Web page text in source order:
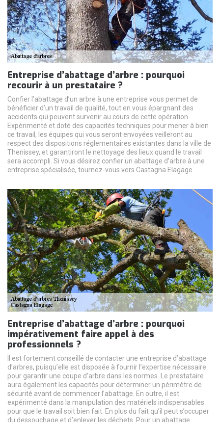
Entreprise d’abattage d’arbre : pourquoi
recourir à un prestataire ?
Confier l’abattage d’un arbre à une entreprise vous permet de
bénéficier d’un travail de qualité, tout en vous épargnant des
accidents qui peuvent survenir au cours de cette opération.
Expérimenté et doté des capacités techniques pour mener à bien
ce travail, les équipes qui vous seront envoyées veilleront au
respect des dispositions réglementaires existantes dans la ville de
Thenissey, et garantiront le nettoyage des lieux quand le travail
sera accompli. Si vous désirez confier un abattage d’arbre à une
entreprise spécialisée, tournez-vous vers Castagna Elagage.
Entreprise d’abattage d’arbre : pourquoi
impérativement faire appel à des
professionnels ?
Il est fortement conseillé de contacter une entreprise d’abattage
d’arbres, puisqu’elle est disposée à fournir l’expertise nécessaire
pour garantir une coupe d’arbre dans les normes. Le prestataire
aura également les capacités pour déterminer un périmètre de
sécurité avant de commencer l’abattage. En outre, il est
expérimenté dans la manipulation des matériels indispensables
pour que le travail soit bien fait. En plus du fait qu’il peut s’occuper
du dessouchage et d’enlever les déchets. Pour un abattage